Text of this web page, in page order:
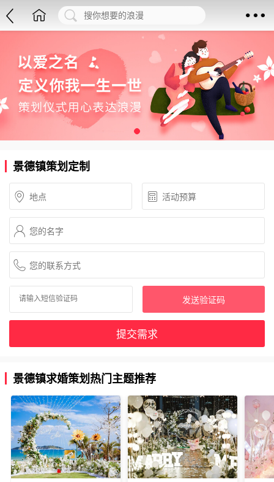
景德镇策划定制
发送验证码
提交需求
景德镇求婚策划热门主题推荐